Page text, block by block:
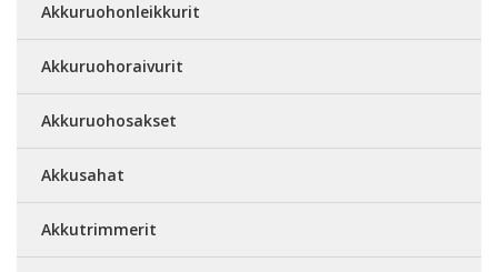
Akkuruohonleikkurit
Akkuruohoraivurit
Akkuruohosakset
Akkusahat
Akkutrimmerit